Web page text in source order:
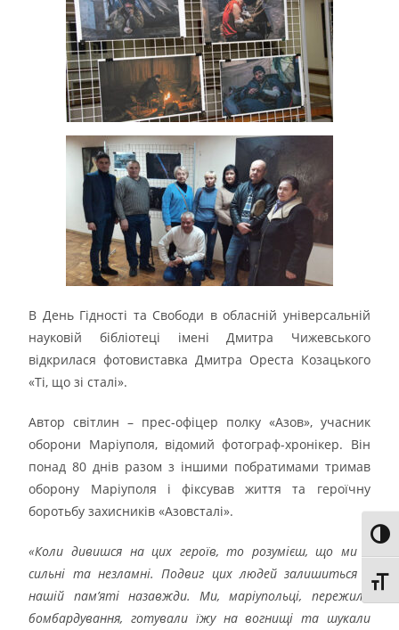
В День Гідності та Свободи в обласній універсальній
науковій бібліотеці імені Дмитра Чижевського
відкрилася фотовиставка Дмитра Ореста Козацького
«Ті, що зі сталі».
Автор світлин – прес-офіцер полку «Азов», учасник
оборони Маріуполя, відомий фотограф-хронікер. Він
понад 80 днів разом з іншими побратимами тримав
оборону Маріуполя і фіксував життя та героїчну
боротьбу захисників «Азовсталі».
«Коли дивишся на цих героїв, то розумієш, що ми є
сильні та незламні. Подвиг цих людей залишиться у
нашій пам’яті назавжди. Ми, маріупольці, пережили
бомбардування, готували їжу на вогнищі та шукали